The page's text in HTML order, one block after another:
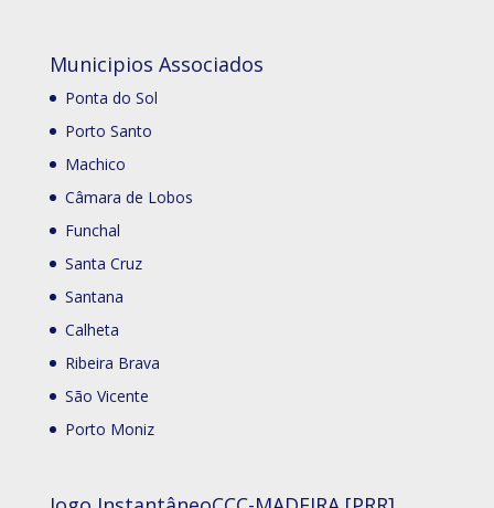
Municipios Associados
Ponta do Sol
Porto Santo
Machico
Câmara de Lobos
Funchal
Santa Cruz
Santana
Calheta
Ribeira Brava
São Vicente
Porto Moniz